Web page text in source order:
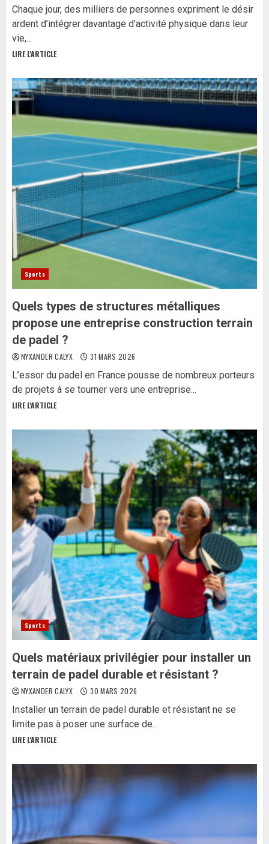
Chaque jour, des milliers de personnes expriment le désir
ardent d’intégrer davantage d’activité physique dans leur
vie,...
LIRE L'ARTICLE
Sports
Quels types de structures métalliques
propose une entreprise construction terrain
de padel ?
NYXANDER CALYX 31 MARS 2026
L’essor du padel en France pousse de nombreux porteurs
de projets à se tourner vers une entreprise...
LIRE L'ARTICLE
Sports
Quels matériaux privilégier pour installer un
terrain de padel durable et résistant ?
NYXANDER CALYX 30 MARS 2026
Installer un terrain de padel durable et résistant ne se
limite pas à poser une surface de...
LIRE L'ARTICLE